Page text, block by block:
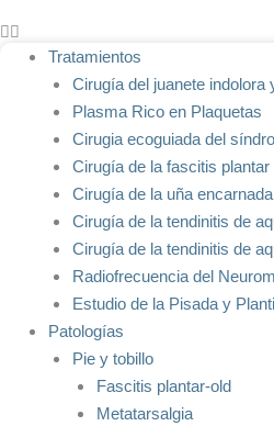
Tratamientos
Cirugía del juanete indolora
Plasma Rico en Plaquetas
Cirugia ecoguiada del
Cirugía de la fascitis
Cirugía de la uña
Cirugía de la tendinitis de
Cirugía de la tendinitis de
Radiofrecuencia del
Estudio de la Pisada y
Patologías
Pie y tobillo
Fascitis plantar-old
Metatarsalgia